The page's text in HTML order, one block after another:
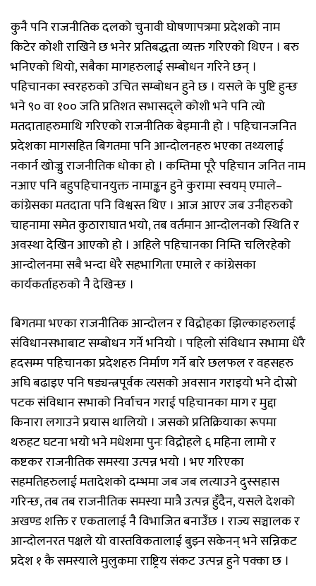
कुनै पनि राजनीतिक दलको चुनावी घोषणापत्रमा प्रदेशको नाम
किटेर कोशी राखिने छ भनेर प्रतिबद्धता व्यक्त गरिएको थिएन । बरु
भनिएको थियो, सबैका मागहरुलाई सम्बोधन गरिने छन् ।
पहिचानका स्वरहरुको उचित सम्बोधन हुने छ । यसले के पुष्टि हुन्छ
भने ९० वा १०० जति प्रतिशत सभासद्ले कोशी भने पनि त्यो
मतदाताहरुमाथि गरिएको राजनीतिक बेइमानी हो । पहिचानजनित
प्रदेशका मागसहित बिगतमा पनि आन्दोलनहरु भएका तथ्यलाई
नकार्न खोज्नु राजनीतिक धोका हो । कम्तिमा पूरै पहिचान जनित नाम
नआए पनि बहुपहिचानयुक्त नामाङ्कन हुने कुरामा स्वयम् एमाले–
कांग्रेसका मतदाता पनि विश्वस्त थिए । आज आएर जब उनीहरुको
चाहनामा समेत कुठाराघात भयो, तब वर्तमान आन्दोलनको स्थिति र
अवस्था देखिन आएको हो । अहिले पहिचानका निम्ति चलिरहेको
आन्दोलनमा सबै भन्दा धेरै सहभागिता एमाले र कांग्रेसका
कार्यकर्ताहरुको नै देखिन्छ ।
बिगतमा भएका राजनीतिक आन्दोलन र विद्रोहका झिल्काहरुलाई
संविधानसभाबाट सम्बोधन गर्ने भनियो । पहिलो संविधान सभामा धेरै
हदसम्म पहिचानका प्रदेशहरु निर्माण गर्ने बारे छलफल र वहसहरु
अघि बढाइए पनि षड्यन्त्रपूर्वक त्यसको अवसान गराइयो भने दोस्रो
पटक संविधान सभाको निर्वाचन गराई पहिचानका माग र मुद्दा
किनारा लगाउने प्रयास थालियो । जसको प्रतिक्रियाका रूपमा
थरुहट घटना भयो भने मधेशमा पुनः विद्रोहले ६ महिना लामो र
कष्टकर राजनीतिक समस्या उत्पन्न भयो । भए गरिएका
सहमतिहरुलाई मतादेशको दम्भमा जब जब लत्याउने दुस्सहास
गरिन्छ, तब तब राजनीतिक समस्या मात्रै उत्पन्न हुँदैन, यसले देशको
अखण्ड शक्ति र एकतालाई नै विभाजित बनाउँछ । राज्य सञ्चालक र
आन्दोलनरत पक्षले यो वास्तविकतालाई बुझ्न सकेनन् भने सन्निकट
प्रदेश १ कै समस्याले मुलुकमा राष्ट्रिय संकट उत्पन्न हुने पक्का छ ।